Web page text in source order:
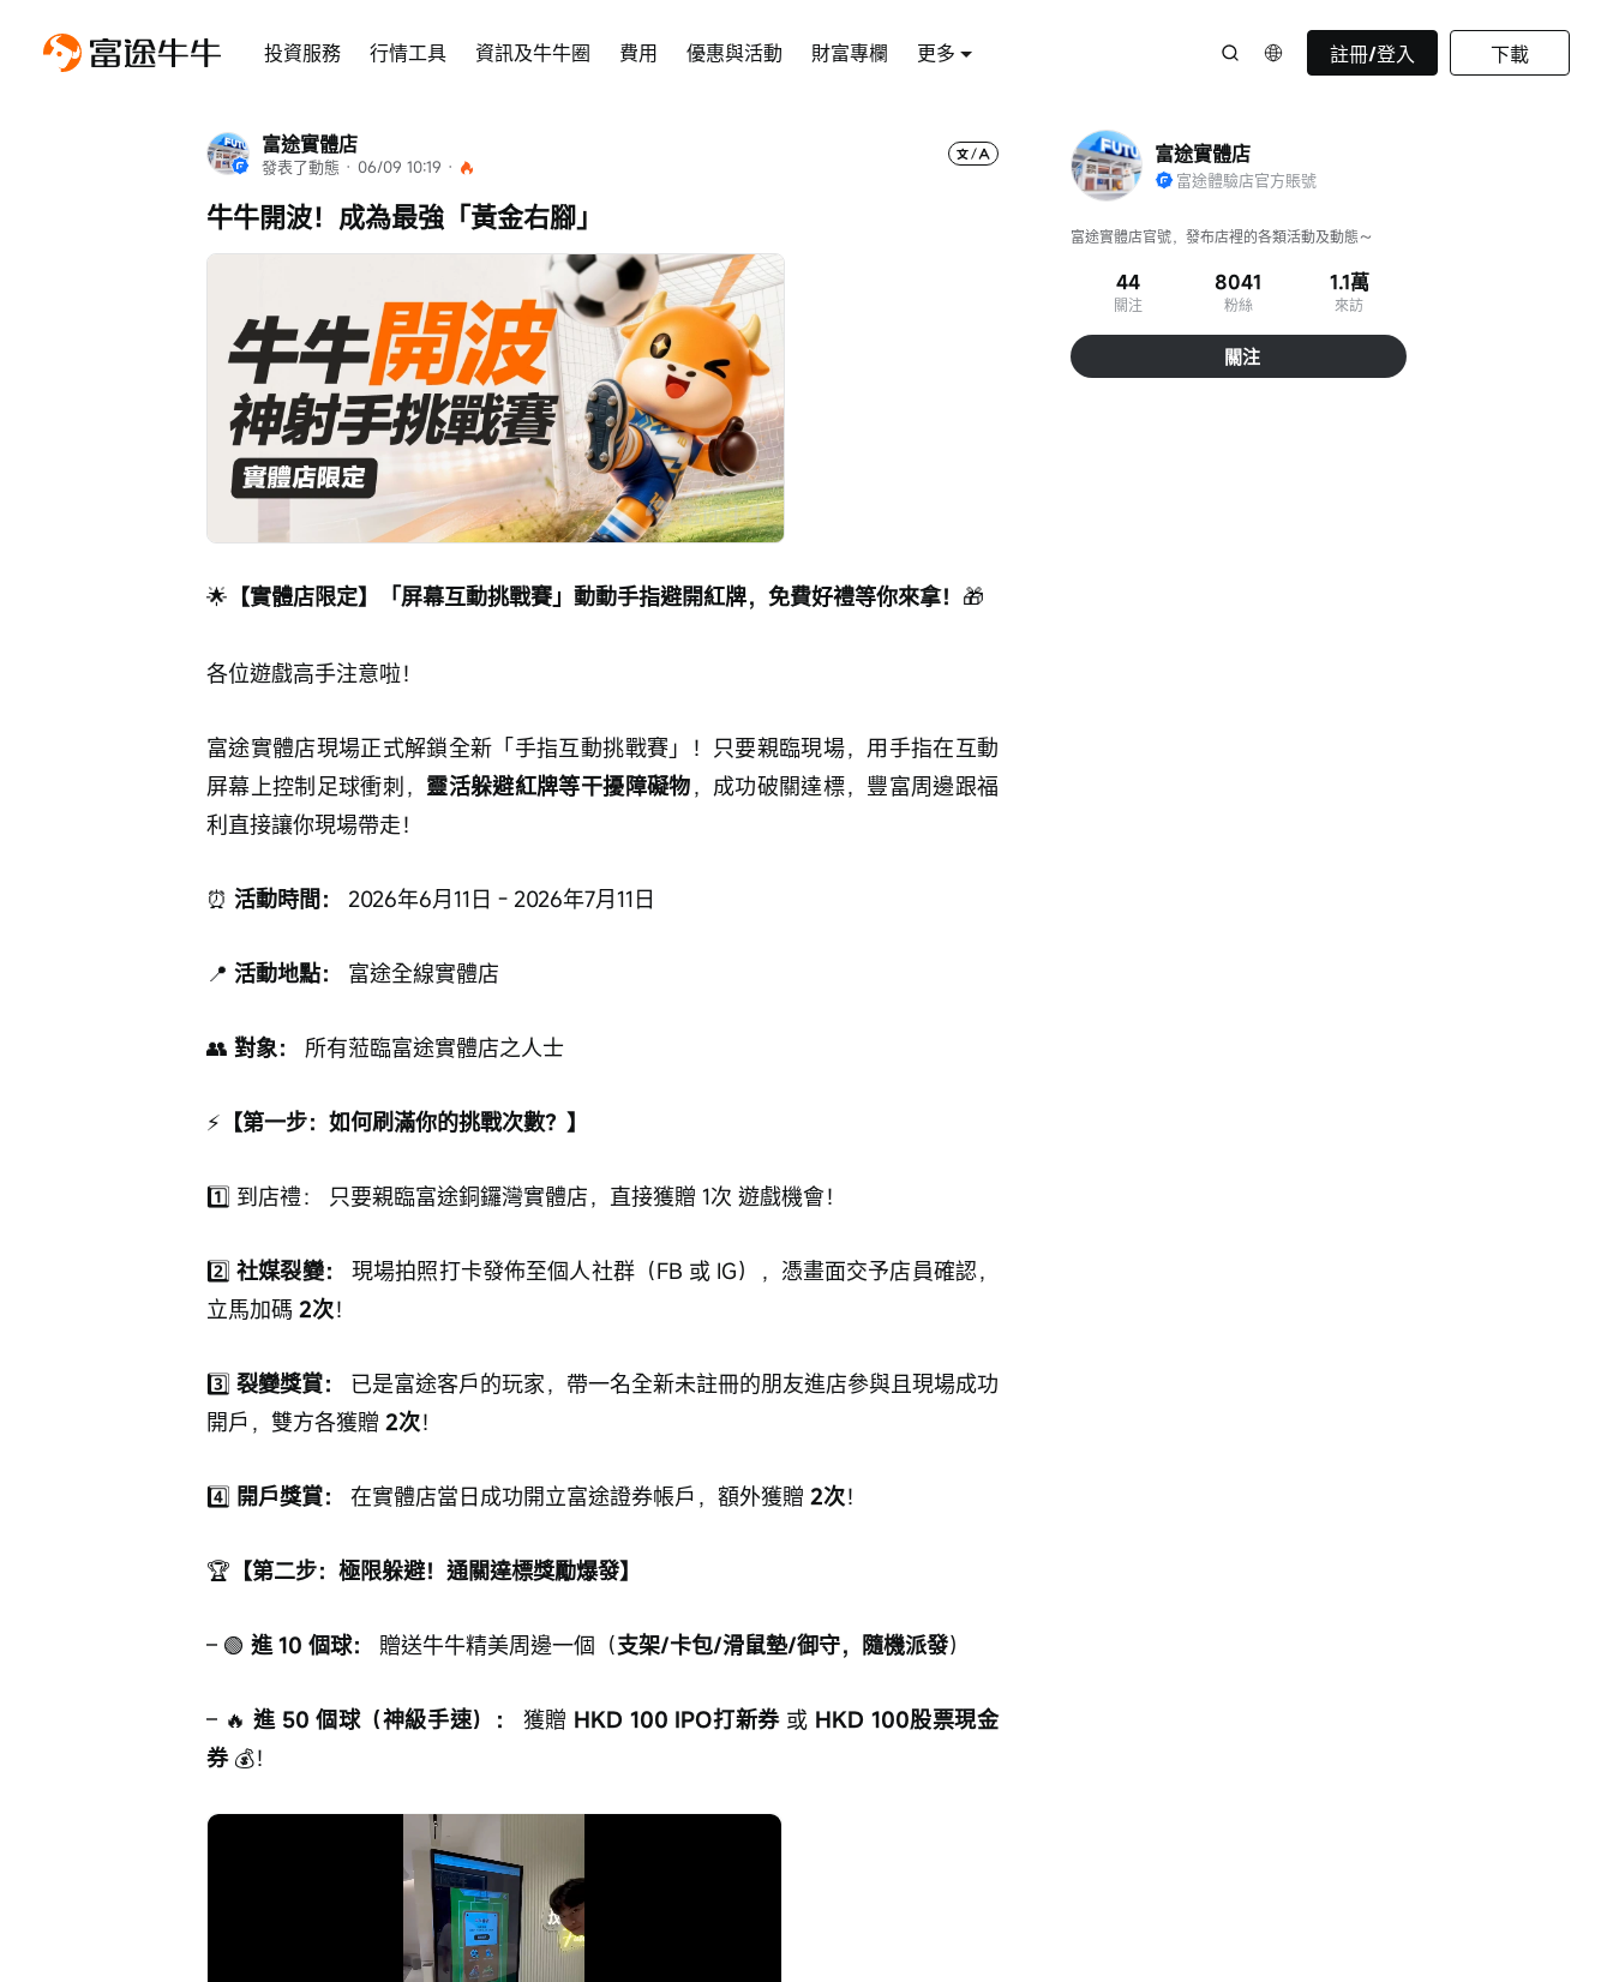
投資服務 行情工具 資訊及牛牛圈 費用 優惠與活動 財富專欄 更多 註冊/登入 下載
富途實體店
發表了動態 · 06/09 10:19 ·
牛牛開波！成為最強「黃金右腳」
🌟 【實體店限定】「屏幕互動挑戰賽」動動手指避開紅牌，免費好禮等你來拿！ 🎁
各位遊戲高手注意啦！
富途實體店現場正式解鎖全新「手指互動挑戰賽」！只要親臨現場，用手指在互動
屏幕上控制足球衝刺， 靈活躲避紅牌等干擾障礙物，成功破關達標，豐富周邊跟福
利直接讓你現場帶走！
⏰ 活動時間： 2026年6月11日 - 2026年7月11日
📍 活動地點： 富途全線實體店
👥 對象： 所有蒞臨富途實體店之人士
⚡ 【第一步：如何刷滿你的挑戰次數？】
1️⃣ 到店禮： 只要親臨富途銅鑼灣實體店，直接獲贈 1次 遊戲機會！
2️⃣ 社媒裂變：
現場拍照打卡發佈至個人社群（FB 或 IG），憑畫面交予店員確認，
立馬加碼 2次！
3️⃣ 裂變獎賞：
已是富途客戶的玩家，帶一名全新未註冊的朋友進店參與且現場成功
開戶，雙方各獲贈 2次！
4️⃣ 開戶獎賞： 在實體店當日成功開立富途證券帳戶，額外獲贈 2次！
🏆 【第二步：極限躲避！通關達標獎勵爆發】
– 🟢 進 10 個球： 贈送牛牛精美周邊一個（支架/卡包/滑鼠墊/御守，隨機派發）
– 🔥 進 50 個球（神級手速）： 獲贈 HKD 100 IPO打新券 或 HKD 100股票現金
券 💰！
富途實體店
富途體驗店官方賬號
富途實體店官號，發布店裡的各類活動及動態～
44
關注
8041
粉絲
1.1萬
來訪
關注